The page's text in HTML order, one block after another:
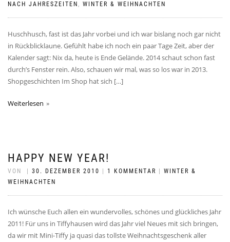
NACH JAHRESZEITEN , WINTER & WEIHNACHTEN
Huschhusch, fast ist das Jahr vorbei und ich war bislang noch gar nicht
in Rückblicklaune. Gefühlt habe ich noch ein paar Tage Zeit, aber der
Kalender sagt: Nix da, heute is Ende Gelände. 2014 schaut schon fast
durch’s Fenster rein. Also, schauen wir mal, was so los war in 2013.
Shopgeschichten Im Shop hat sich […]
Weiterlesen
HAPPY NEW YEAR!
VON 30. DEZEMBER 2010 1 KOMMENTAR
WINTER &
WEIHNACHTEN
Ich wünsche Euch allen ein wundervolles, schönes und glückliches Jahr
2011! Für uns in Tiffyhausen wird das Jahr viel Neues mit sich bringen,
da wir mit Mini-Tiffy ja quasi das tollste Weihnachtsgeschenk aller